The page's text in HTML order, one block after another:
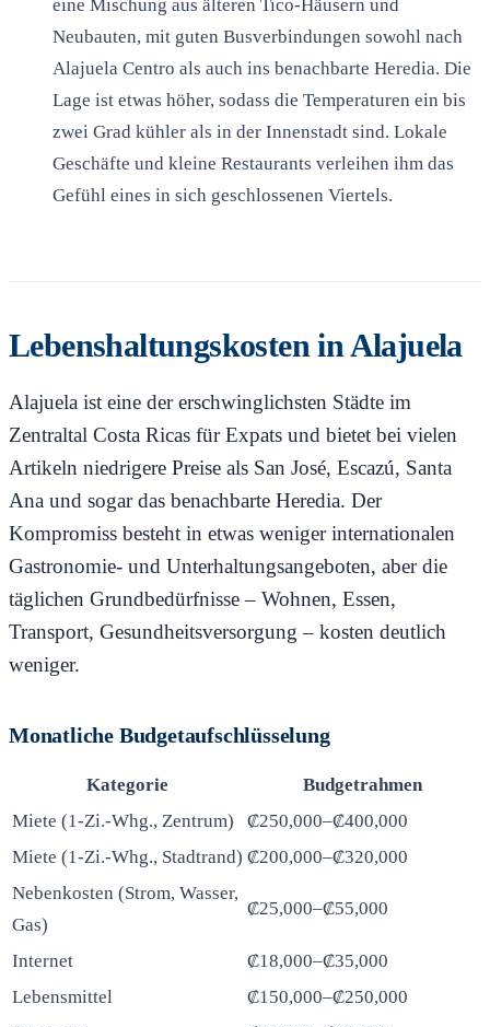
eine Mischung aus älteren Tico-Häusern und
Neubauten, mit guten Busverbindungen sowohl nach
Alajuela Centro als auch ins benachbarte Heredia. Die
Lage ist etwas höher, sodass die Temperaturen ein bis
zwei Grad kühler als in der Innenstadt sind. Lokale
Geschäfte und kleine Restaurants verleihen ihm das
Gefühl eines in sich geschlossenen Viertels.
Lebenshaltungskosten in Alajuela
Alajuela ist eine der erschwinglichsten Städte im
Zentraltal Costa Ricas für Expats und bietet bei vielen
Artikeln niedrigere Preise als San José, Escazú, Santa
Ana und sogar das benachbarte Heredia. Der
Kompromiss besteht in etwas weniger internationalen
Gastronomie- und Unterhaltungsangeboten, aber die
täglichen Grundbedürfnisse – Wohnen, Essen,
Transport, Gesundheitsversorgung – kosten deutlich
weniger.
Monatliche Budgetaufschlüsselung
Kategorie
Budgetrahmen
Miete (1-Zi.-Whg., Zentrum)
₡250,000–₡400,000
Miete (1-Zi.-Whg., Stadtrand) ₡200,000–₡320,000
Nebenkosten (Strom, Wasser,
Gas)
₡25,000–₡55,000
Internet
₡18,000–₡35,000
Lebensmittel
₡150,000–₡250,000